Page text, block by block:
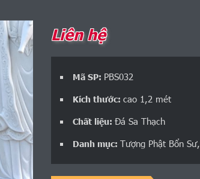
Liên hệ
Mã SP: PBS032
Kích thước: cao 1,2 mét
Chất liệu: Đá Sa Thạch
Danh mục: Tượng Phật Bổn Sư,